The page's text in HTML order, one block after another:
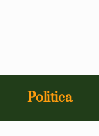
Politica